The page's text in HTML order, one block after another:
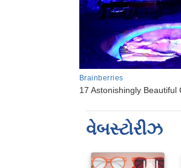
વેબસ્ટોરીઝ